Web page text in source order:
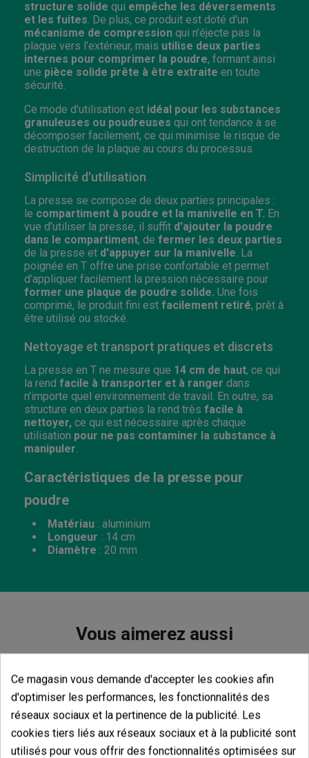
structure solide qui empêche les déversements
et les fuites . De plus, ce produit est doté d'un
mécanisme de compression qui n'éjecte pas la
plaque vers l'extérieur, mais utilise deux parties
internes pour comprimer la poudre, formant ainsi
une pièce solide prête à être extraite en toute
sécurité.
Ce mode d'utilisation est idéal pour les substances
granuleuses ou poudreuses qui ont tendance à se
décomposer facilement, ce qui minimise le risque de
destruction de la plaque au cours du processus.
Simplicité d'utilisation
La presse se compose de deux parties principales :
le compartiment à poudre et la manivelle en T. En
vue d’utiliser la presse, il suffit d'ajouter la poudre
dans le compartiment, de fermer les deux parties
de la presse et d'appuyer sur la manivelle . La
poignée en T offre une prise confortable et permet
d'appliquer facilement la pression nécessaire pour
former une plaque de poudre solide. Une fois
comprimé, le produit fini est facilement retiré, prêt à
être utilisé ou stocké.
Nettoyage et transport pratiques et discrets
La presse en T ne mesure que 14 cm de haut, ce qui
la rend facile à transporter et à ranger dans
n'importe quel environnement de travail. En outre, sa
structure en deux parties la rend très facile à
nettoyer, ce qui est nécessaire après chaque
utilisation pour ne pas contaminer la substance à
manipuler
Caractéristiques de la presse pour
poudre
Matériau : aluminium
Longueur : 14 cm
Diamètre : 20 mm
Vous aimerez aussi
Boveda 62 % Pour Curing
(522)
1,57 €
(6)
1,80 €
Ce magasin vous demande d'accepter les cookies afin
d'optimiser les performances, les fonctionnalités des
réseaux sociaux et la pertinence de la publicité. Les
cookies tiers liés aux réseaux sociaux et à la publicité sont
utilisés pour vous offrir des fonctionnalités optimisées sur